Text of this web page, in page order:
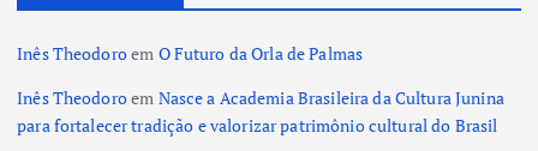
Inês Theodoroem O Futuro da Orla de Palmas
Inês Theodoroem Nasce a Academia Brasileira da Cultura Junina
para fortalecer tradição e valorizar patrimônio cultural do Brasil